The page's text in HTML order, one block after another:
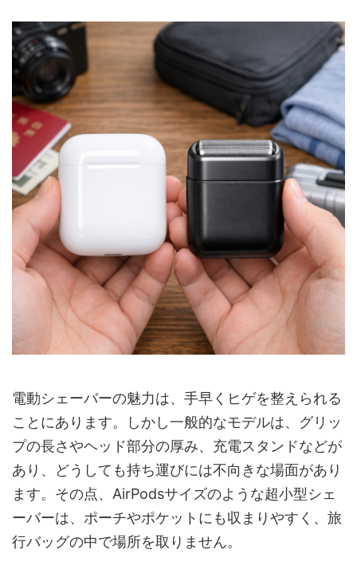
電動シェーバーの魅力は、手早くヒゲを整えられる
ことにあります。しかし一般的なモデルは、グリッ
プの長さやヘッド部分の厚み、充電スタンドなどが
あり、どうしても持ち運びには不向きな場面があり
ます。その点、AirPodsサイズのような超小型シェ
ーバーは、ポーチやポケットにも収まりやすく、旅
行バッグの中で場所を取りません。